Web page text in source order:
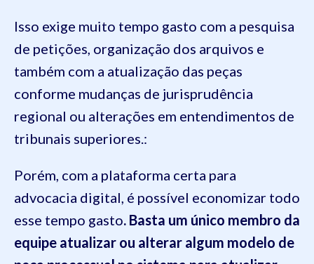
Isso exige muito tempo gasto com a pesquisa
de petições, organização dos arquivos e
também com a atualização das peças
conforme mudanças de jurisprudência
regional ou alterações em entendimentos de
tribunais superiores.:
Porém, com a plataforma certa para
advocacia digital, é possível economizar todo
esse tempo gasto. Basta um único membro da
equipe atualizar ou alterar algum modelo de